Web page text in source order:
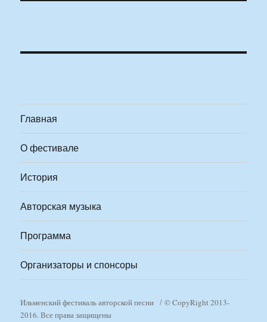
Главная
О фестивале
История
Авторская музыка
Программа
Организаторы и спонсоры
Ильменский фестиваль авторской песни
© CopyRight 2013-
2016. Все права защищены